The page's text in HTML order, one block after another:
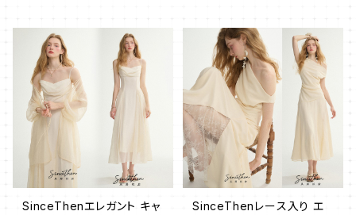
SinceThenエレガント キャ
SinceThenレース入り エ